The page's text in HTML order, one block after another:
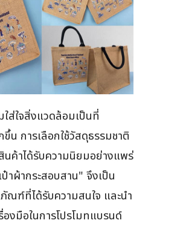
ส่ใจสิ่งแวดล้อมเป็นที่
น การเลือกใช้วัสดุธรรมชาติ
นค้าได้รับความนิยมอย่างแพร่
าผ้ากระสอบสาน" จึงเป็น
ณฑ์ที่ได้รับความสนใจ และนำ
องมือในการโปรโมทแบรนด์